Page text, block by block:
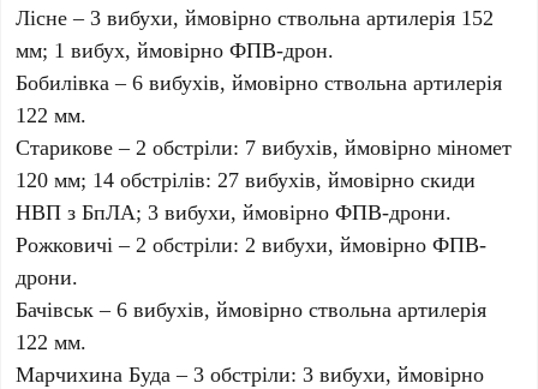
Лісне – 3 вибухи, ймовірно ствольна артилерія 152
мм; 1 вибух, ймовірно ФПВ-дрон.
Бобилівка – 6 вибухів, ймовірно ствольна артилерія
122 мм.
Старикове – 2 обстріли: 7 вибухів, ймовірно міномет
120 мм; 14 обстрілів: 27 вибухів, ймовірно скиди
НВП з БпЛА; 3 вибухи, ймовірно ФПВ-дрони.
Рожковичі – 2 обстріли: 2 вибухи, ймовірно ФПВ-
дрони.
Бачівськ – 6 вибухів, ймовірно ствольна артилерія
122 мм.
Марчихина Буда – 3 обстріли: 3 вибухи, ймовірно